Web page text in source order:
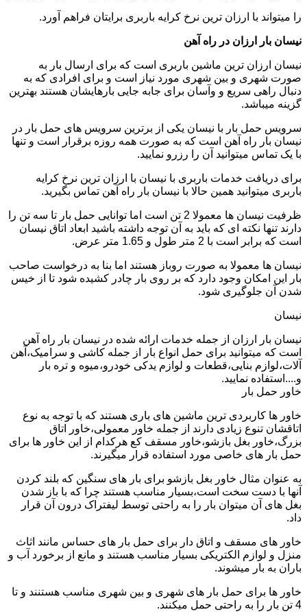
را میتواند با ارزان ترین نرخ کرایه باربری برایتان فراهم آورد.
نیسان بار ارزان در راه آهن
نیسان ارزان ترین ماشین باربری است که برای ارسال بار به
صورت شهری و بین شهری مورد نیاز است و برای افرادی که به
دنبال راهی سریع و وآسان برای جابه جایی بارهایشان هستند بهترین
گزینه میباشد.
سرویس حمل بار با نیسان یکی از برترین سرویس های حمل بار در
نیسان بار راه آهن است که به صورت همه روزه برقرار است و تنها
با یک تماس میتوانید آن را رزرو نمایید.
برای دریافت خدمات باربری با نیسان با ارزان ترین نرخ کرایه
باربری میتوانید همین حالا با نیسان بار راه آهن تماس بگیرید.
ظرفیت نیسان ها معمولا 2 تن است اما توانایی حمل بار تا سه تن را
دارند تنها نکته ای که باید به آن توجه داشته باشید ابعاد اتاق نیسان
است که برابر است با 2 متر طول و 1.65 متر عرض.
نیسان ها معمولا به صورت روباز هستند اما بنا به درخواست صاحب
بار این امکان وجود دارد که بر روی بار چادر کشیده شود تا از خیس
شدن آن جلوگیری شود.
نیسان
نیسان بار ارزان از جمله خدمات ارائه شده در نیسان بار راه آهن
است که میتوانید برای حمل انواع بار از جمله کاشی و سرامیک،آهن
آلات،لوازم بنایی،قطعات و لوازم یدکی خودرو،میوه و تره بار
و....استفاده نمایید.
خاور حمل بار
خاور ها کاربردی ترین ماشین های باری هستند که با توجه به نوع
اتاقشان تنوع زیادی دارند از جمله خاور معمولی،خاور اتاق
بزرگ،خاور بغل بازشو،خاور مسقف کع هرکدام از این خاور ها برای
حمل بار های خاصی مورد استفاده قرار میگیرند.
به عنوان مثال خاور بغل بازشو برای بار های سنگین که بلند کردن
آنها با دست سخت است،بسیار مناسب هستند چرا که با باز شدن
بغل های آن میتوان بار را به راحتی توسط لیفتراک درون آن قرار
داد.
خاور های مسقف و اتاق دار برای حمل بار های حساس مانند اثاث
منزل و لوازم الکتریکی بسیار مناسب هستند و مانع از برخورد آب و
باران به بار میشوند.
خاور ها برای حمل بار های شهری و بین شهری مناسب هستنند و تا
4 تن بار را به راحتی حمل میکنند.